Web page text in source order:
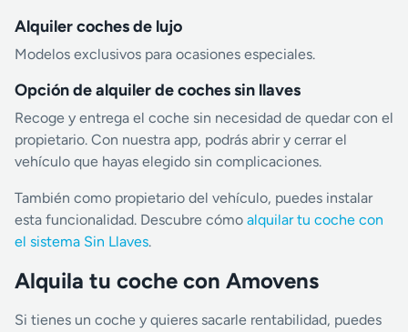
Alquiler coches de lujo
Modelos exclusivos para ocasiones especiales.
Opción de alquiler de coches sin llaves
Recoge y entrega el coche sin necesidad de quedar con el
propietario. Con nuestra app, podrás abrir y cerrar el
vehículo que hayas elegido sin complicaciones.
También como propietario del vehículo, puedes instalar
esta funcionalidad. Descubre cómo alquilar tu coche con
el sistema Sin Llaves.
Alquila tu coche con Amovens
Si tienes un coche y quieres sacarle rentabilidad, puedes